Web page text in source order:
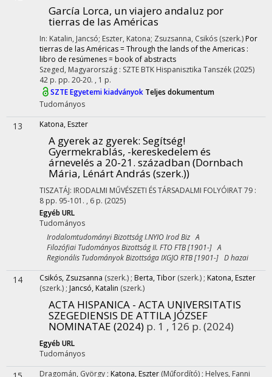
García Lorca, un viajero andaluz por
tierras de las Américas
In: Katalin, Jancsó; Eszter, Katona; Zsuzsanna, Csikós (szerk.) Por
tierras de las Américas = Through the lands of the Americas :
libro de resúmenes = book of abstracts
Szeged, Magyarország : SZTE BTK Hispanisztika Tanszék (2025)
42 p. pp. 20-20. , 1 p.
SZTE Egyetemi kiadványok Teljes dokumentum
Tudományos
13 Katona, Eszter
A gyerek az gyerek: Segítség!
Gyermekrablás, -kereskedelem és
árnevelés a 20-21. században (Dornbach
Mária, Lénárt András (szerk.))
TISZATÁJ: IRODALMI MŰVÉSZETI ÉS TÁRSADALMI FOLYÓIRAT79 :
8 pp. 95-101. , 6 p. (2025)
Egyéb URL
Tudományos
Irodalomtudományi Bizottság I.NYIO Irod Biz A
Filozófiai Tudományos Bizottság II. FTO FTB [1901-] A
Regionális Tudományok Bizottsága IXGJO RTB [1901-] D hazai
14 Csikós, Zsuzsanna (szerk.) ; Berta, Tibor (szerk.) ; Katona, Eszter
(szerk.) ; Jancsó, Katalin (szerk.)
ACTA HISPANICA - ACTA UNIVERSITATIS
SZEGEDIENSIS DE ATTILA JÓZSEF
NOMINATAE (2024) p. 1 , 126 p. (2024)
Egyéb URL
Tudományos
Dragomán, György ; Katona, Eszter (Műfordító) ; Helyes, Fanni